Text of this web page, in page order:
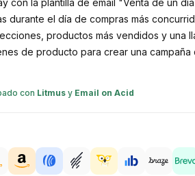
con la plantilla de email "Venta de un
durante el día de compras más
productos más vendidos y una
de producto para crear una
con Litmus y Email on Acid